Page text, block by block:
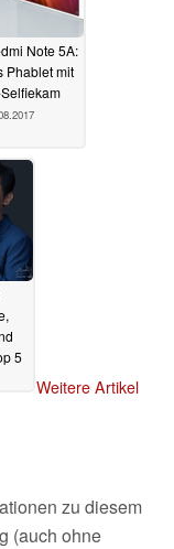
Note 5A:
Phablet mit
5
Weitere Artikel
zu diesem
(auch ohne